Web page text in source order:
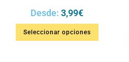
Desde: 3,99€
Seleccionar opciones